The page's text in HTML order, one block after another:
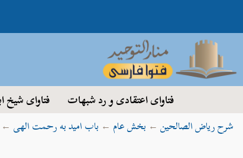
فتاوای اعتقادی و رد شبهات فتاوای شیخ
شرح ریاض الصالحین ← بخش عام ← باب امید به رحمت الهی ←